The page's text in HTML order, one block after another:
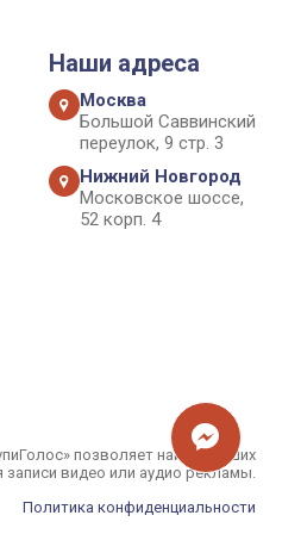
Наши адреса
Москва
Большой Саввинский
переулок, 9 стр. 3
Нижний Новгород
Московское шоссе,
52 корп. 4
позволяет найти лучших
записи видео или аудио рекламы.
Политика конфиденциальности